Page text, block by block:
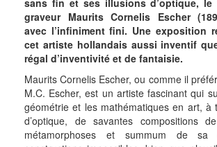
sans fin et ses illusions d’optique, le
graveur Maurits Cornelis Escher
avec l’infiniment fini. Une exposition
cet artiste hollandais aussi inventif
régal d’inventivité et de fantaisie.
Maurits Cornelis Escher, ou comme il
M.C. Escher, est un artiste fascinant qui
géométrie et les mathématiques en art, à
d’optique, de savantes compositions
métamorphoses et summum de sa